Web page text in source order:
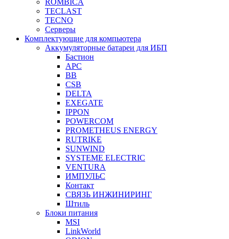
ROMBICA
TECLAST
TECNO
Серверы
Комплектующие для компьютера
Аккумуляторные батареи для ИБП
Бастион
APC
BB
CSB
DELTA
EXEGATE
IPPON
POWERCOM
PROMETHEUS ENERGY
RUTRIKE
SUNWIND
SYSTEME ELECTRIC
VENTURA
ИМПУЛЬС
Контакт
СВЯЗЬ ИНЖИНИРИНГ
Штиль
Блоки питания
MSI
LinkWorld